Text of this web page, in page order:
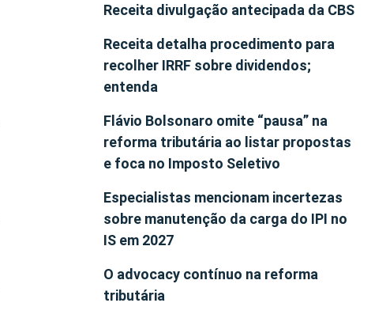
Receita divulgação antecipada da CBS
Receita detalha procedimento para
recolher IRRF sobre dividendos;
entenda
Flávio Bolsonaro omite “pausa” na
reforma tributária ao listar propostas
e foca no Imposto Seletivo
Especialistas mencionam incertezas
sobre manutenção da carga do IPI no
IS em 2027
O advocacy contínuo na reforma
tributária